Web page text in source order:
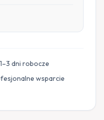
dni robocze
wsparcie